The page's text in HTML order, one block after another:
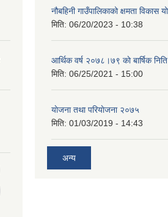
नौबहिनी गाउँपालिकाको क्षमता विकास
मिति: 06/20/2023 - 10:38
आर्थिक वर्ष २०७८।७९ काे बार्षिक
मिति: 06/25/2021 - 15:00
याेजना तथा परियाेजना २०७५
मिति: 01/03/2019 - 14:43
अन्य